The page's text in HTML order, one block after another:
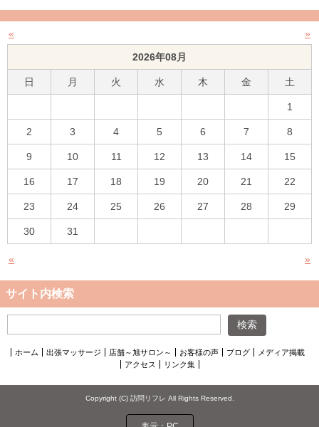
« »
2026年08月
日 月 火 水 木 金 土
1
2 3 4 5 6 7 8
9 10 11 12 13 14 15
16 17 18 19 20 21 22
23 24 25 26 27 28 29
30 31
« »
サイト内検索
ホーム 出張マッサージ 店舗～旭サロン～ お客様の声 ブログ
メディア掲載
アクセス
リンク集
Copyright (C) 訪問リフレ All Rights Reserved.